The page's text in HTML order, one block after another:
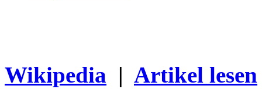
Wikipedia | Artikel lesen